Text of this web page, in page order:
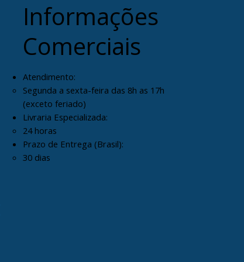
Informações
Comerciais
Atendimento:
Segunda a sexta-feira das 8h as 17h
(exceto feriado)
Livraria Especializada:
24 horas
Prazo de Entrega (Brasil):
30 dias